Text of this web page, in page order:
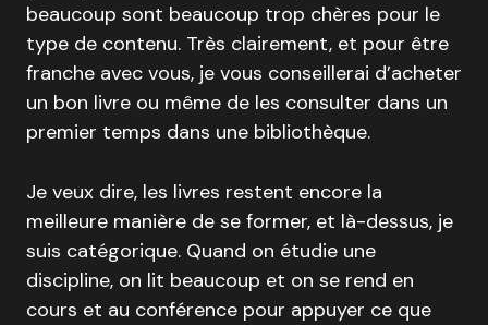
beaucoup sont beaucoup trop chères pour le
type de contenu. Très clairement, et pour être
franche avec vous, je vous conseillerai d’acheter
un bon livre ou même de les consulter dans un
premier temps dans une bibliothèque.
Je veux dire, les livres restent encore la
meilleure manière de se former, et là-dessus, je
suis catégorique. Quand on étudie une
discipline, on lit beaucoup et on se rend en
cours et au conférence pour appuyer ce que